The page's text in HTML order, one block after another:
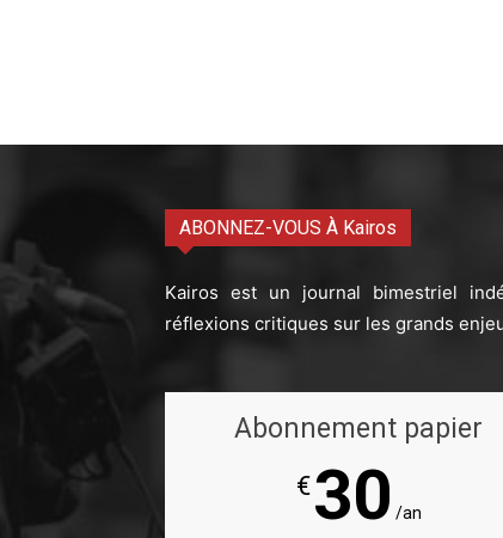
ABONNEZ-VOUS À Kairos
Kairos est un journal bimestriel
réflexions critiques sur les grands
Abonnement papier
€30 /an